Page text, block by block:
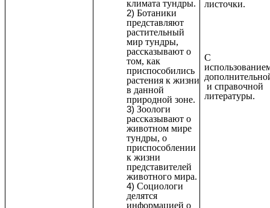
климата тундры.
Ботаники
представляют
растительный
мир тундры,
рассказывают о
том, как
приспособились
растения к жизни
в данной
природной зоне.
Зоологи
рассказывают о
животном мире
тундры, о
приспособлении
к жизни
представителей
животного мира.
Социологи
делятся
информацией о
листочки.
С
и справочной
литературы.